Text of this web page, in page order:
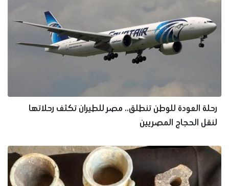
رحلة العودة للوطن تنطلق.. مصر للطيران تكثف رحلاتها
لنقل الحجاج المصريين